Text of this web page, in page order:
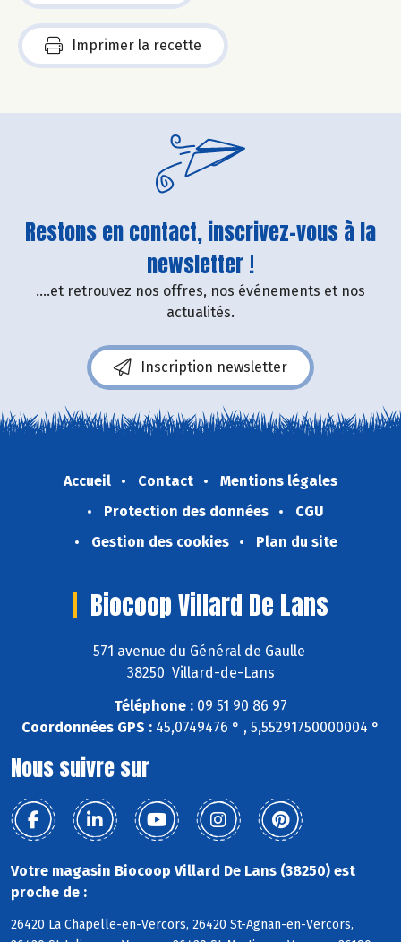
Imprimer la recette
Restons en contact, inscrivez-vous à la
newsletter !
....et retrouvez nos offres, nos événements et nos
actualités.
Inscription newsletter
Accueil Contact
Mentions légales
Protection des données
CGU
Gestion des cookies
Plan du site
Biocoop Villard De Lans
571 avenue du Général de Gaulle
38250 Villard-de-Lans
Téléphone : 09 51 90 86 97
Coordonnées GPS : 45,0749476 ° , 5,55291750000004 °
Nous suivre sur
Votre magasin Biocoop Villard De Lans (38250) est
proche de :
26420 La Chapelle-en-Vercors, 26420 St-Agnan-en-Vercors,